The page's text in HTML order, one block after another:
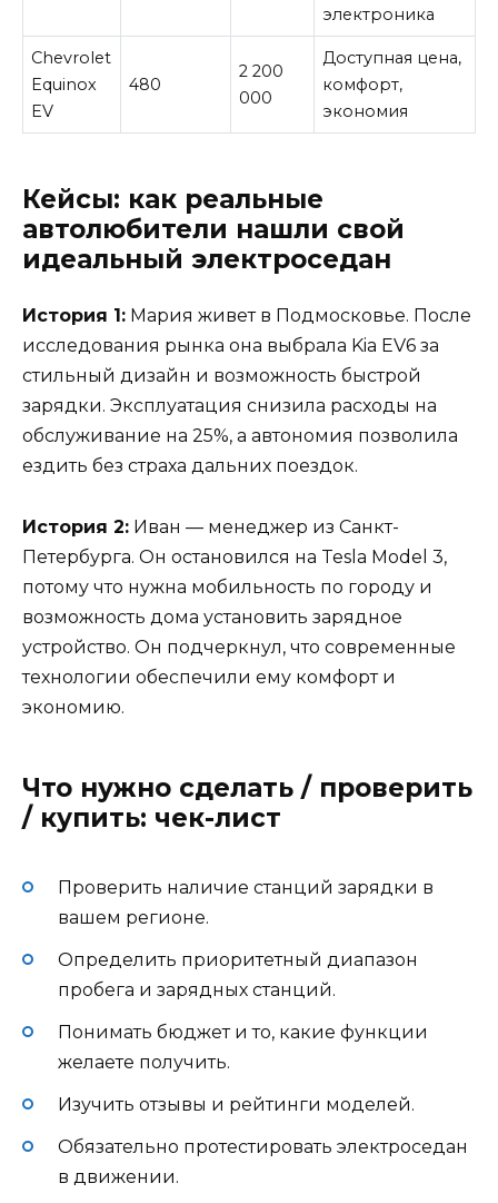
электроника
Chevrolet
Equinox
EV
480
2 200
000
Доступная цена,
комфорт,
экономия
Кейсы: как реальные
автолюбители нашли свой
идеальный электроседан
История 1: Мария живет в Подмосковье. После
исследования рынка она выбрала Kia EV6 за
стильный дизайн и возможность быстрой
зарядки. Эксплуатация снизила расходы на
обслуживание на 25%, а автономия позволила
ездить без страха дальних поездок.
История 2: Иван — менеджер из Санкт-
Петербурга. Он остановился на Tesla Model 3,
потому что нужна мобильность по городу и
возможность дома установить зарядное
устройство. Он подчеркнул, что современные
технологии обеспечили ему комфорт и
экономию.
Что нужно сделать / проверить
/ купить: чек-лист
Проверить наличие станций зарядки в
вашем регионе.
Определить приоритетный диапазон
пробега и зарядных станций.
Понимать бюджет и то, какие функции
желаете получить.
Изучить отзывы и рейтинги моделей.
Обязательно протестировать электроседан
в движении.